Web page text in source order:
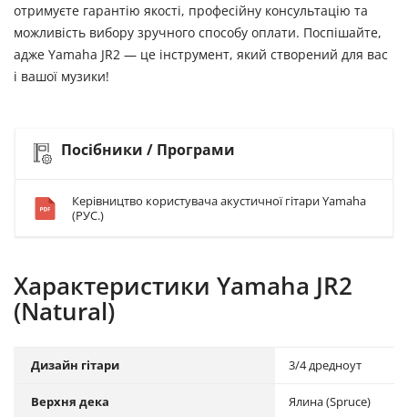
отримуєте гарантію якості, професійну консультацію та
можливість вибору зручного способу оплати. Поспішайте,
адже Yamaha JR2 — це інструмент, який створений для вас
і вашої музики!
Посібники / Програми
Керівництво користувача акустичної гітари Yamaha
(РУС.)
Характеристики Yamaha JR2
(Natural)
Дизайн гітари 3/4 дредноут
Верхня дека Ялина (Spruce)